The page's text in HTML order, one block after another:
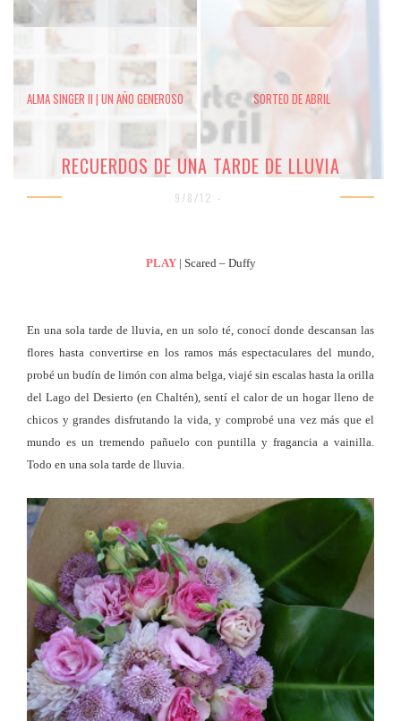
ALMA SINGER II | UN AÑO GENEROSO SORTEO DE ABRIL
RECUERDOS DE UNA TARDE DE LLUVIA
9/8/12 -
PLAY| Scared – Duffy
En una sola tarde de lluvia, en un solo té, conocí donde descansan las
flores hasta convertirse en los ramos más espectaculares del mundo,
probé un budín de limón con alma belga, viajé sin escalas hasta la orilla
del Lago del Desierto (en Chaltén), sentí el calor de un hogar lleno de
chicos y grandes disfrutando la vida, y comprobé una vez más que el
mundo es un tremendo pañuelo con puntilla y fragancia a vainilla.
Todo en una sola tarde de lluvia.